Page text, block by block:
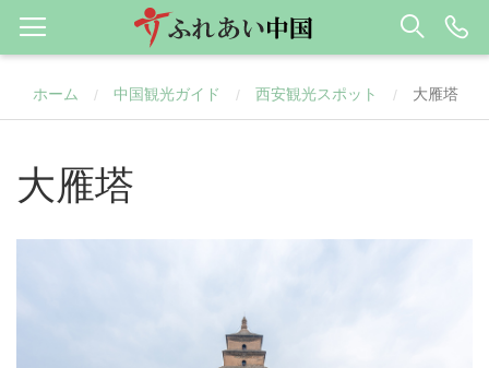
ホーム / 中国観光ガイド / 西安観光スポット / 大雁塔
大雁塔